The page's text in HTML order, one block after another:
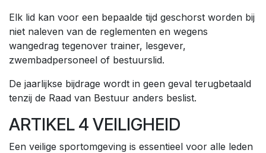
Elk lid kan voor een bepaalde tijd geschorst worden bij
niet naleven van de reglementen en wegens
wangedrag tegenover trainer, lesgever,
zwembadpersoneel of bestuurslid.
De jaarlijkse bijdrage wordt in geen geval terugbetaald
tenzij de Raad van Bestuur anders beslist.
ARTIKEL 4 VEILIGHEID
Een veilige sportomgeving is essentieel voor alle leden